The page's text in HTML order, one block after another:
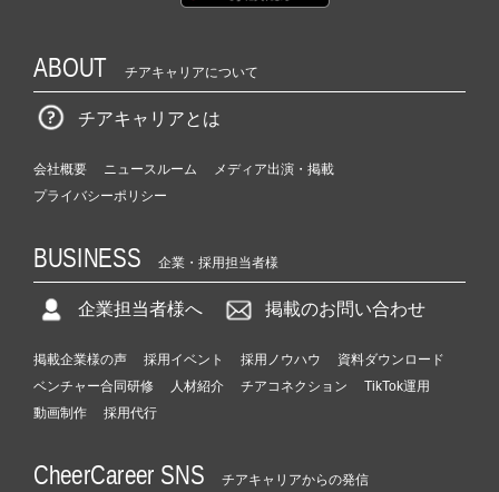
ABOUT チアキャリアについて
チアキャリアとは
会社概要 ニュースルーム
メディア出演・掲載
プライバシーポリシー
BUSINESS 企業・採用担当者様
企業担当者様へ 掲載のお問い合わせ
掲載企業様の声 採用イベント 採用ノウハウ
資料ダウンロード
ベンチャー合同研修
人材紹介 チアコネクション
TikTok運用
動画制作
採用代行
CheerCareer SNS チアキャリアからの発信